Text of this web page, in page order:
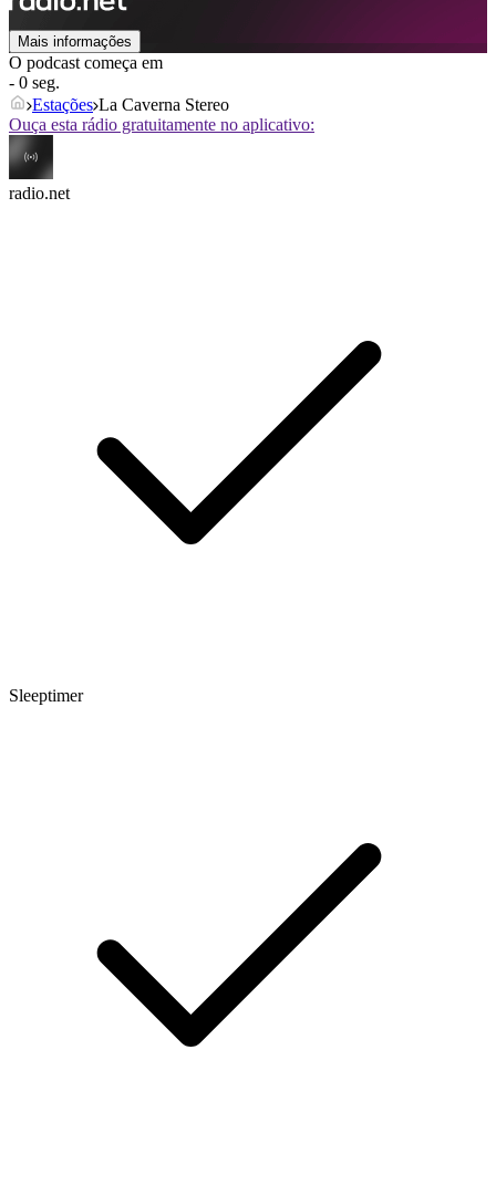
Mais informações
O podcast começa em
- 0 seg.
Estações La Caverna Stereo
Ouça esta rádio gratuitamente no aplicativo:
radio.net
Sleeptimer